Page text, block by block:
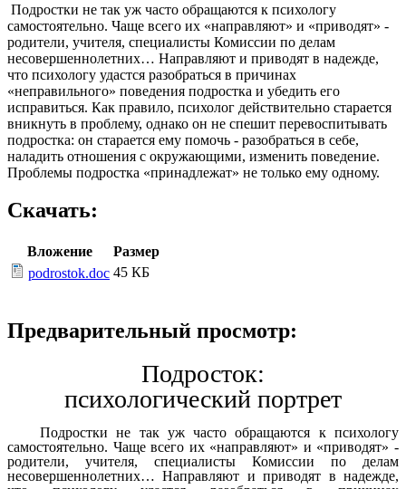
Подростки не так уж часто обращаются к психологу
самостоятельно. Чаще всего их «направляют» и «приводят» -
родители, учителя, специалисты Комиссии по делам
несовершеннолетних… Направляют и приводят в надежде,
что психологу удастся разобраться в причинах
«неправильного» поведения подростка и убедить его
исправиться. Как правило, психолог действительно старается
вникнуть в проблему, однако он не спешит перевоспитывать
подростка: он старается ему помочь - разобраться в себе,
наладить отношения с окружающими, изменить поведение.
Проблемы подростка «принадлежат» не только ему одному.
Скачать:
Вложение
Размер
podrostok.doc 45 КБ
Предварительный просмотр:
Подросток:
психологический портрет
Подростки не так уж часто обращаются к психологу
самостоятельно. Чаще всего их «направляют» и «приводят» -
родители, учителя, специалисты Комиссии по делам
несовершеннолетних… Направляют и приводят в надежде,